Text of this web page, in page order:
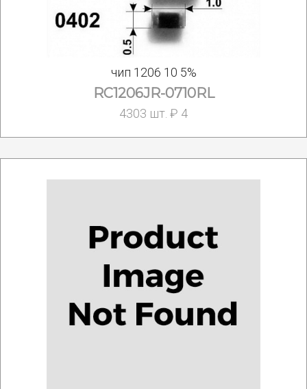
чип 1206 10 5%
RC1206JR-0710RL
4303 шт. ₽ 4